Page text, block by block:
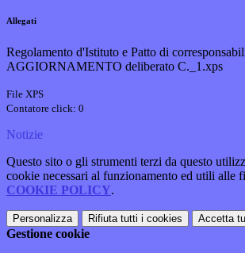
Allegati
Regolamento d'Istituto e Patto di
AGGIORNAMENTO deliberato C._1.xps
File XPS
Contatore click: 0
Notizie
Questo sito o gli strumenti terzi da questo
cookie necessari al funzionamento ed utili alle
COOKIE POLICY.
Personalizza Rifiuta tutti i cookies Accetta
Gestione cookie